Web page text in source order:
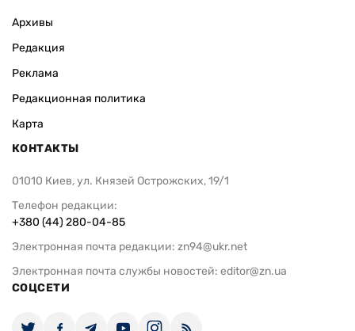
Архивы
Редакция
Реклама
Редакционная политика
Карта
КОНТАКТЫ
01010 Киев, ул. Князей Острожских, 19/1
Телефон редакции:
+380 (44) 280-04-85
Электронная почта редакции: zn94@ukr.net
Электронная почта службы новостей: editor@zn.ua
СОЦСЕТИ